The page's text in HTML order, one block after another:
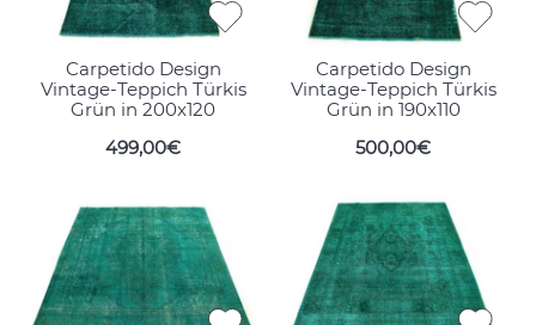
Carpetido Design
Vintage-Teppich Türkis
Grün in 200x120
499,00€
Carpetido Design
Vintage-Teppich Türkis
Grün in 190x110
500,00€